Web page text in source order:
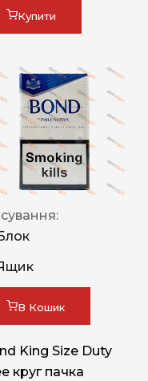
Купити
В Кошик
King Size Duty
круг пачка